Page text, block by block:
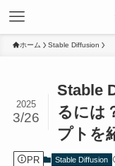
ホーム Stable Diffusion
Stable
るには
プトを
2025
3/26
PR Stable Diffusion